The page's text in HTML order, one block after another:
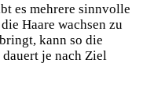
es mehrere sinnvolle
Haare wachsen zu
kann so die
je nach Ziel